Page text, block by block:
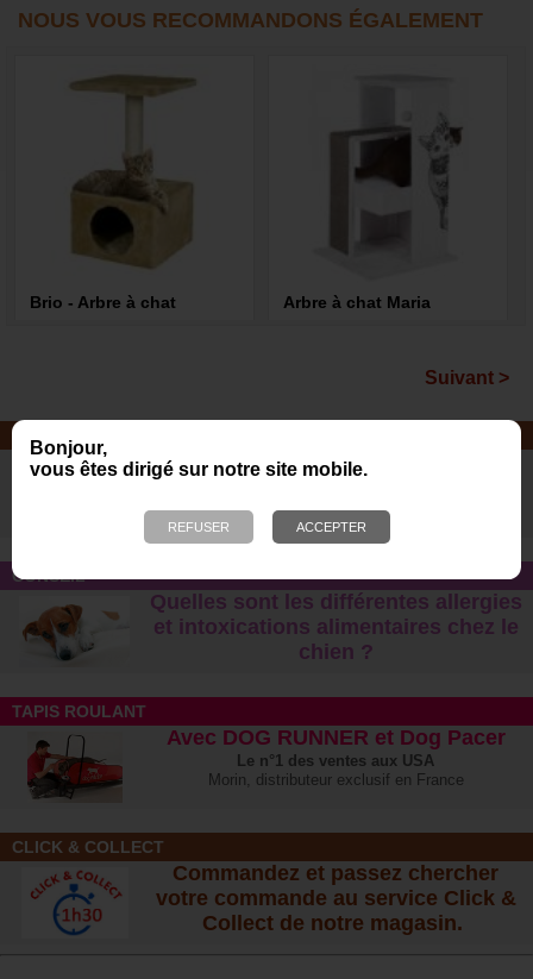
Bonjour,
vous êtes dirigé sur notre site mobile.
NOUS VOUS RECOMMANDONS ÉGALEMENT
Brio - Arbre à chat Arbre à chat Maria
Suivant >
LAISSE, COLLIER, HARNAIS
Choisissez la qualité artisanale
Cuir, biothane, gomme, corde, nylon... faites
votre choix :-)
CONSEIL
Quelles sont les différentes allergies
et intoxications alimentaires chez le
chien ?
TAPIS ROULANT
Avec DOG RUNNER et Dog Pacer
Le n°1 des ventes aux USA
Morin, distributeur exclusif en France
CLICK & COLLECT
Commandez et passez chercher
votre commande au service Click &
Collect de notre magasin.